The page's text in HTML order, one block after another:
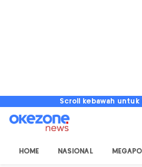
Scroll kebawah untuk
HOME NASIONAL